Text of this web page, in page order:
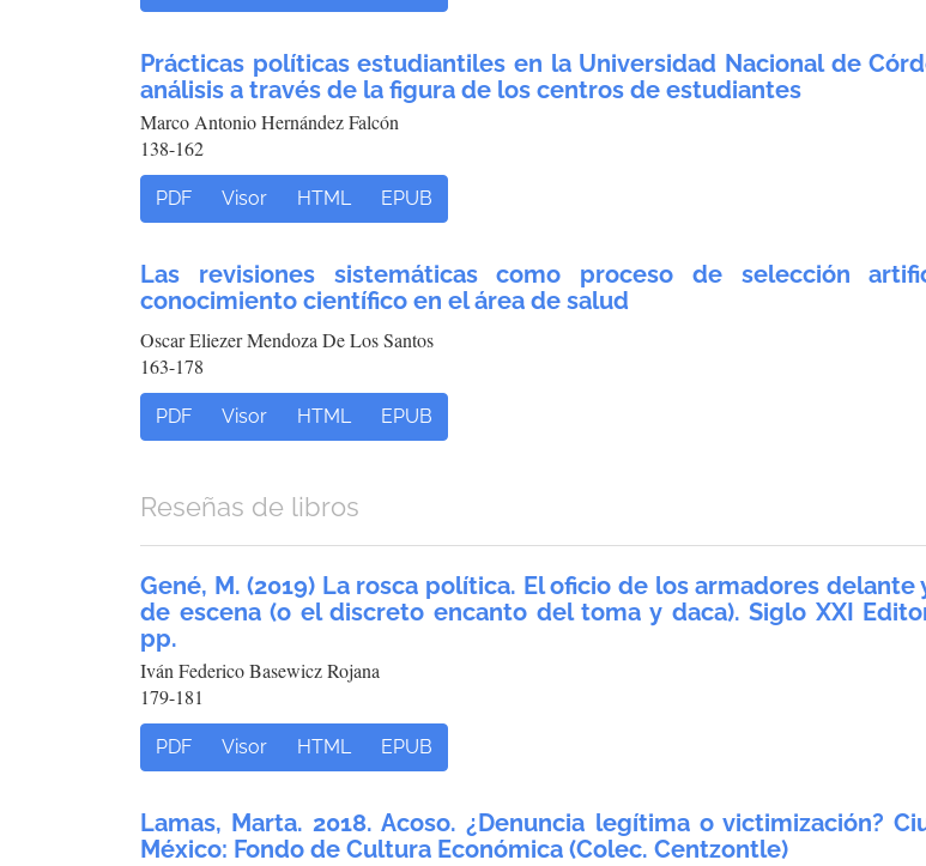
Prácticas políticas estudiantiles en la Universidad Nacional de
análisis a través de la figura de los centros de estudiantes
Marco Antonio Hernández Falcón
138-162
PDF Visor HTML EPUB
Las revisiones sistemáticas como proceso de selección
conocimiento científico en el área de salud
Oscar Eliezer Mendoza De Los Santos
163-178
PDF Visor HTML EPUB
Reseñas de libros
Gené, M. (2019) La rosca política. El oficio de los armadores delante
de escena (o el discreto encanto del toma y daca). Siglo XXI
pp.
Iván Federico Basewicz Rojana
179-181
PDF Visor HTML EPUB
Lamas, Marta. 2018. Acoso. ¿Denuncia legítima o victimización?
México: Fondo de Cultura Económica (Colec. Centzontle)